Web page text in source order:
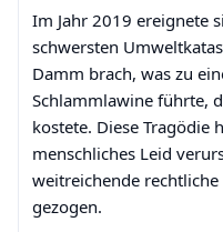
Im Jahr 2019 ereignete
schwersten
Damm brach, was zu
Schlammlawine führte,
kostete. Diese Tragödie
menschliches Leid
weitreichende rechtliche
gezogen.